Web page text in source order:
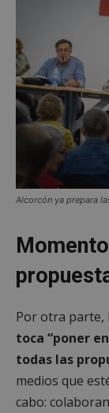
Alcorcón ya prepara
Por otra parte,
toca “poner
todas las
medios que
cabo: